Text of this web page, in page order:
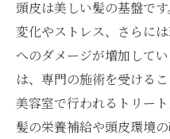
頭皮は美しい髪の基盤で
変化やストレス、さらに
へのダメージが増加して
は、専門の施術を受ける
美容室で行われるトリー
髪の栄養補給や頭皮環境